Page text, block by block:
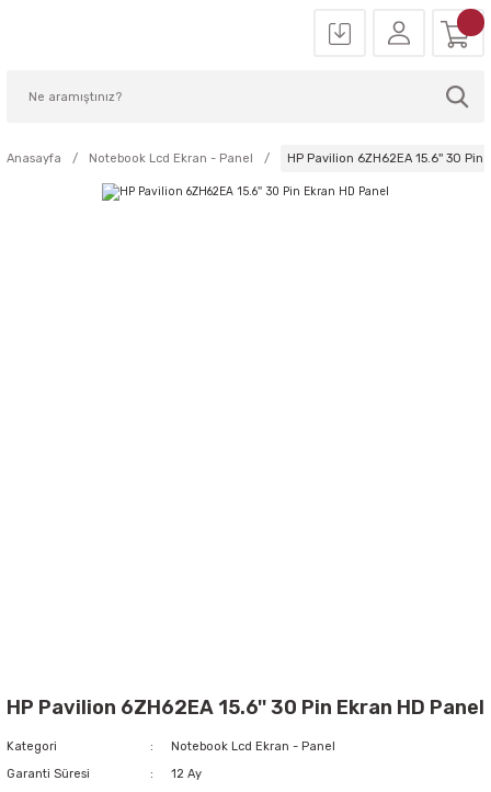
Anasayfa Notebook Lcd Ekran - Panel HP Pavilion 6ZH62EA 15.6'' 30 Pin
HP Pavilion 6ZH62EA 15.6'' 30 Pin Ekran HD Panel
Kategori
Notebook Lcd Ekran - Panel
Garanti Süresi
12 Ay